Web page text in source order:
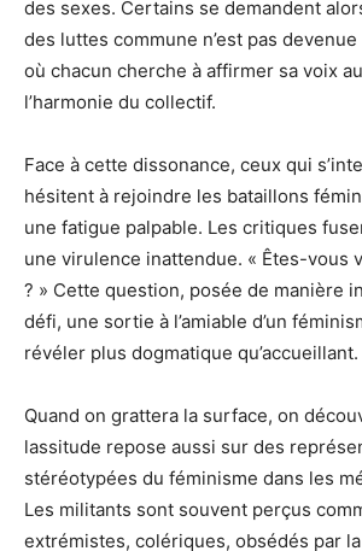
des sexes. Certains se demandent
des luttes commune n’est pas devenue
où chacun cherche à affirmer sa voix
l’harmonie du collectif.
Face à cette dissonance, ceux qui
hésitent à rejoindre les bataillons
une fatigue palpable. Les critiques
une virulence inattendue. « Êtes-vous
? » Cette question, posée de manière
défi, une sortie à l’amiable d’un
révéler plus dogmatique qu’accueillant.
Quand on grattera la surface, on
lassitude repose aussi sur des
stéréotypées du féminisme dans les
Les militants sont souvent perçus
extrémistes, colériques, obsédés par